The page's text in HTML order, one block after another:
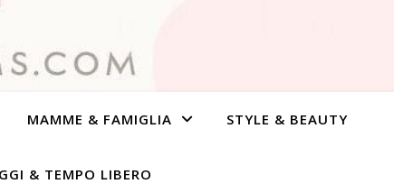
MAMME & FAMIGLIA STYLE & BEAUTY
& TEMPO LIBERO